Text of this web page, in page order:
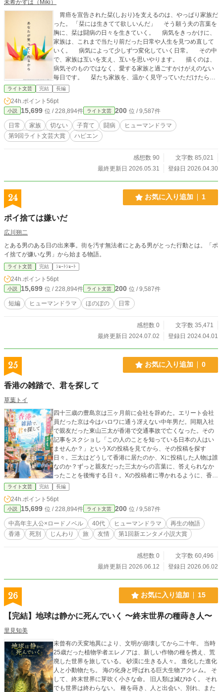
未希かずは（Miki）
胃癌を宣告された栞(しおり)を支えるのは、やっぱり家族だ
った。 「栞には生きてて欲しいんだ」 そう願う夫の言葉を
胸に、栞は闘病の日々を生きていく。 病気をきっかけに、
家族は、これまで当たり前だった日常や人生を見つめ直して
いく。 病気によって少しずつ変化していく日常。 その中
で、家族は互いを支え、互いを思いやります。 描くのは、
病気そのものではなく、愛する家族と過ごすかけがえのない
毎日です。 栞たち家族を、温かく見守っていただけたら嬉
しいです。 毎日更新予定。 栞：私、専業主婦 大輔：夫、
会社員 琥太郎：息子
ライト文芸 完結 長編
24h.ポイント 56pt
小説 15,699 位 / 228,894件 ライト文芸 200 位 / 9,587件
日常 家族 切ない 子育て 闘病
ヒューマンドラマ
第9回ライト文芸大賞
ハピエン
感想数 90
文字数 85,021
最終更新日 2026.05.31
登録日 2026.04.30
24 お気に入り追加 1
ポイ捨ては嫌いだ
広川朔二
とある男のある日の出来事。街を汚す無法者にとある男がとった行動とは。「ポ
イ捨てが嫌いな男」から始まる物語。
ライト文芸 完結 ｼｮｰﾄｼｮｰﾄ
24h.ポイント 56pt
小説 15,699 位 / 228,894件 ライト文芸 200 位 / 9,587件
短編 ヒューマンドラマ ほのぼの 日常
感想数 0
文字数 35,471
最終更新日 2024.07.02
登録日 2024.04.01
25 お気に入り追加 0
香港の雑踏で、君を探して
草葉トイ
四十三歳の豊島京は三ヶ月前に会社を辞めた。エリート会社
員だった京は今はハロワに通う冴えない中年男だ。同期入社
で親友だった東山三太が香港で交通事故で亡くなった。その
記事をスクショし「この人のことを知っている日本の人はい
ませんか？」というXの投稿を見てから、その投稿を探す
日々。三太はどうして香港に居たのか、Xに投稿した人物は誰
なのか？ずっと親友だった三太からの言葉に、答えられなか
ったことを後悔する日々。Xの投稿者に導かれるように、香港
へ三太が歩んだ道を探す旅に出る。
ライト文芸 完結 長編
24h.ポイント 56pt
小説 15,699 位 / 228,894件 ライト文芸 200 位 / 9,587件
中高年主人公×ロードノベル 40代 ヒューマンドラマ
再生の物語
香港
死別 じんわり 旅 友情 第1回新エンタメ小説大賞
感想数 0
文字数 60,496
最終更新日 2026.06.12
登録日 2026.06.02
26 お気に入り追加 15
【完結】地球は静かに死んでいく 〜終末世界の種蒔き人〜
里見知美
未曾有の天変地異により、文明が崩壊してから二十年。 当時
25歳だった植物学者エレノアは、新しい作物の種を携え、荒
廃した世界を旅している。 砂漠に生きる人々。 進化した進化
人と小動物たち。 海の化身と呼ばれる巨大生物アクレム。 そ
して、終末世界に芽吹く小さな命。 旧人類は滅びゆく。 それ
でも世界は終わらない。 種を蒔き、人と出会い、別れ、また